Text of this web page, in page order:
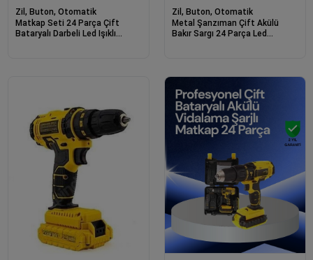
Zil, Buton, Otomatik
Matkap Seti 24 Parça Çift
Bataryalı Darbeli Led Işıklı
Zil, Buton, Otomatik
Metal Şanzıman Çift Akülü
Bakır Sargı 24 Parça Led